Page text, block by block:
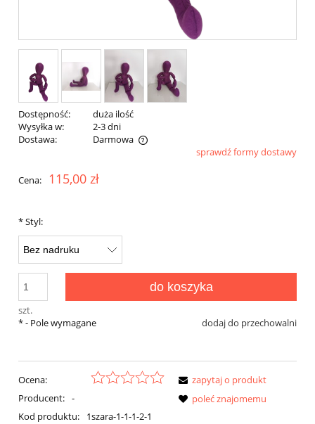
Dostępność:
duża ilość
Wysyłka w:
2-3 dni
Dostawa:
Darmowa
Cena nie zawiera ewentualnych kosztów płatnościsprawdź formy dostawy
Cena: 115,00 zł
*Styl:
szt.
do koszyka
dodaj do przechowalni
*- Pole wymagane
Ocena:
Producent: -
Kod produktu:
1szara-1-1-1-2-1
zapytaj o produkt
poleć znajomemu